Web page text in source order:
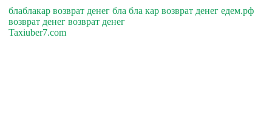
блаблакар возврат денег бла бла кар возврат денег едем.рф
возврат денег возврат денег
Taxiuber7.com